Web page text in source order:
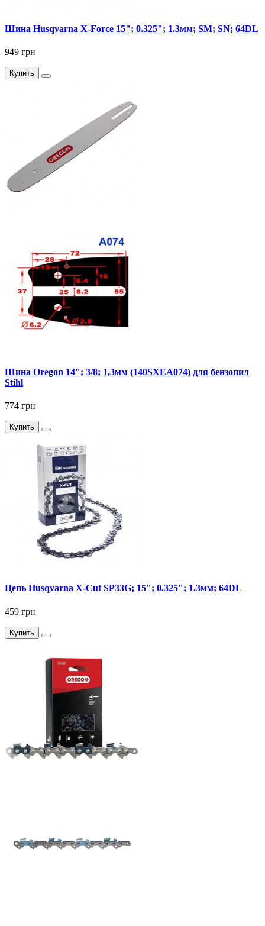
Шина Husqvarna X-Force 15"; 0.325"; 1.3мм; SM; SN; 64DL
949 грн
Купить
Шина Oregon 14"; 3/8; 1,3мм (140SXEA074) для бензопил
Stihl
774 грн
Купить
Цепь Husqvarna X-Cut SP33G; 15"; 0.325"; 1.3мм; 64DL
459 грн
Купить